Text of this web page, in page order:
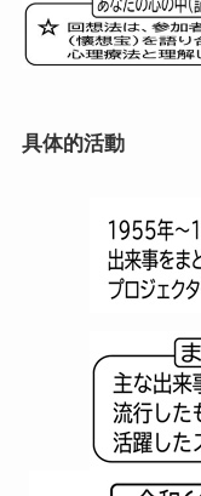
具体的活動